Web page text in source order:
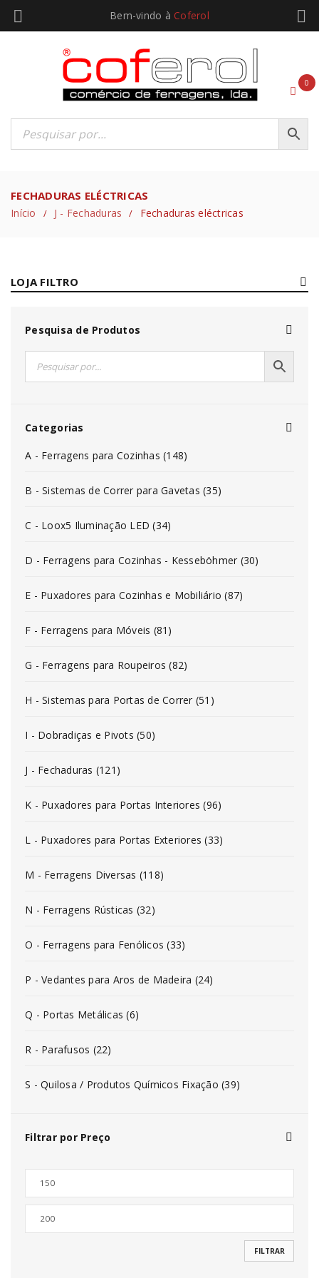
Bem-vindo à Coferol
0
FECHADURAS ELÉCTRICAS
Início / J - Fechaduras / Fechaduras eléctricas
LOJA FILTRO
Pesquisa de Produtos
Categorias
A - Ferragens para Cozinhas (148)
B - Sistemas de Correr para Gavetas (35)
C - Loox5 Iluminação LED (34)
D - Ferragens para Cozinhas - Kesseböhmer (30)
E - Puxadores para Cozinhas e Mobiliário (87)
F - Ferragens para Móveis (81)
G - Ferragens para Roupeiros (82)
H - Sistemas para Portas de Correr (51)
I - Dobradiças e Pivots (50)
J - Fechaduras (121)
K - Puxadores para Portas Interiores (96)
L - Puxadores para Portas Exteriores (33)
M - Ferragens Diversas (118)
N - Ferragens Rústicas (32)
O - Ferragens para Fenólicos (33)
P - Vedantes para Aros de Madeira (24)
Q - Portas Metálicas (6)
R - Parafusos (22)
S - Quilosa / Produtos Químicos Fixação (39)
Filtrar por Preço
FILTRAR